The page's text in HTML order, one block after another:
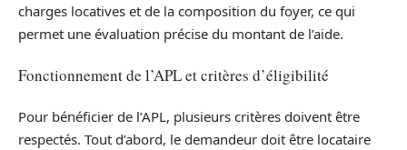
charges locatives et de la composition du foyer, ce qui
permet une évaluation précise du montant de l’aide.
Fonctionnement de l’APL et critères d’éligibilité
Pour bénéficier de l’APL, plusieurs critères doivent être
respectés. Tout d’abord, le demandeur doit être locataire